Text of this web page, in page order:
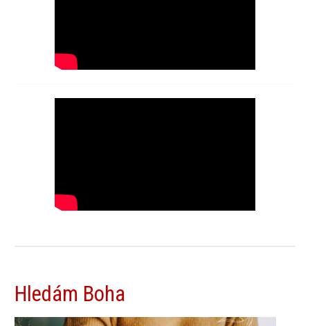
Hledám Boha